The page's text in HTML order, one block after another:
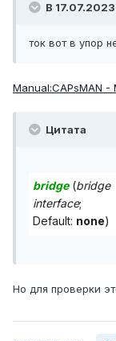
В
ток вот в упор
Manual:CAPsMAN -
Цитата
bridge (bridge
interface;
Default: none)
Но для проверки